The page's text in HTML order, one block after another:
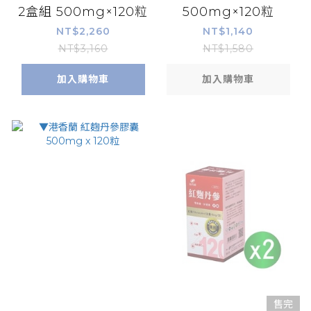
2盒組 500mg×120粒
NT$2,260
NT$3,160
加入購物車
500mg×120粒
NT$1,140
NT$1,580
加入購物車
售完